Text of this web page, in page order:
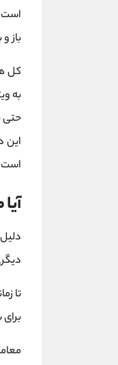
است
باز
کل
به
این
تا